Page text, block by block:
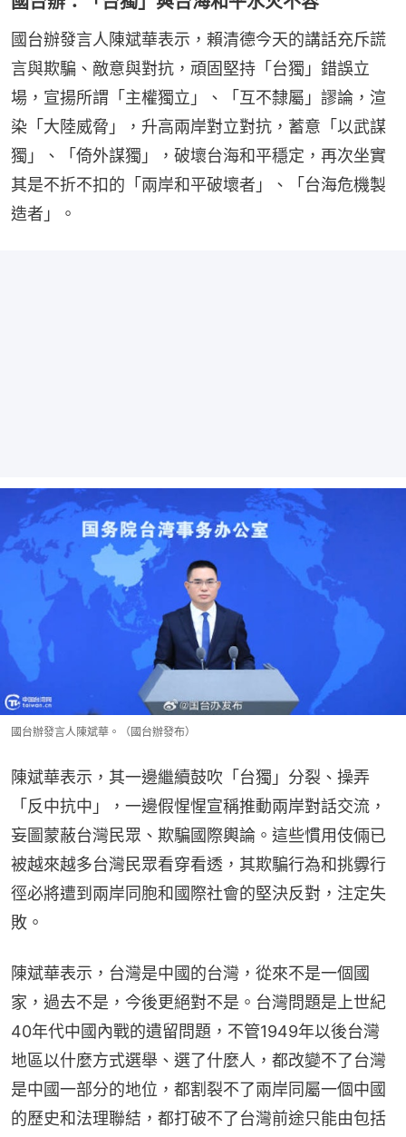
國台辦發言人陳斌華表示，賴清德今天的講話充斥謊
言與欺騙、敵意與對抗，頑固堅持「台獨」錯誤立
場，宣揚所謂「主權獨立」、「互不隸屬」謬論，渲
染「大陸威脅」，升高兩岸對立對抗，蓄意「以武謀
獨」、「倚外謀獨」，破壞台海和平穩定，再次坐實
其是不折不扣的「兩岸和平破壞者」、「台海危機製
造者」。
國台辦發言人陳斌華。（國台辦發布）
陳斌華表示，其一邊繼續鼓吹「台獨」分裂、操弄
「反中抗中」，一邊假惺惺宣稱推動兩岸對話交流，
妄圖蒙蔽台灣民眾、欺騙國際輿論。這些慣用伎倆已
被越來越多台灣民眾看穿看透，其欺騙行為和挑釁行
徑必將遭到兩岸同胞和國際社會的堅決反對，注定失
敗。
陳斌華表示，台灣是中國的台灣，從來不是一個國
家，過去不是，今後更絕對不是。台灣問題是上世紀
40年代中國內戰的遺留問題，不管1949年以後台灣
地區以什麼方式選舉、選了什麼人，都改變不了台灣
是中國一部分的地位，都割裂不了兩岸同屬一個中國
的歷史和法理聯結，都打破不了台灣前途只能由包括